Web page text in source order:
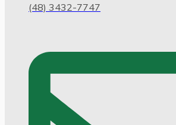
(48) 3432-7747